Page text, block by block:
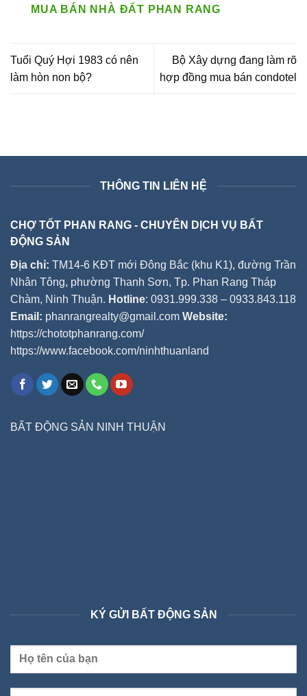
MUA BÁN NHÀ ĐẤT PHAN RANG
Tuổi Quý Hợi 1983 có nên
làm hòn non bộ?
Bộ Xây dựng đang làm rõ
hợp đồng mua bán condotel
THÔNG TIN LIÊN HỆ
CHỢ TỐT PHAN RANG - CHUYÊN DỊCH VỤ BẤT
ĐỘNG SẢN
Địa chỉ: TM14-6 KĐT mới Đông Bắc (khu K1), đường Trần
Nhân Tông, phường Thanh Sơn, Tp. Phan Rang Tháp
Chàm, Ninh Thuận. Hotline: 0931.999.338 – 0933.843.118
Email: phanrangrealty@gmail.com Website:
https://chototphanrang.com/
https://www.facebook.com/ninhthuanland
BẤT ĐỘNG SẢN NINH THUẬN
KÝ GỬI BẤT ĐỘNG SẢN